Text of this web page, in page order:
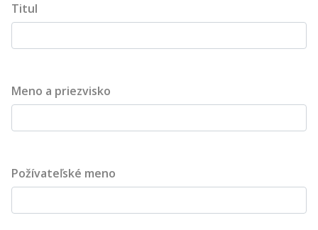
Titul
Meno a priezvisko
Požívateľské meno